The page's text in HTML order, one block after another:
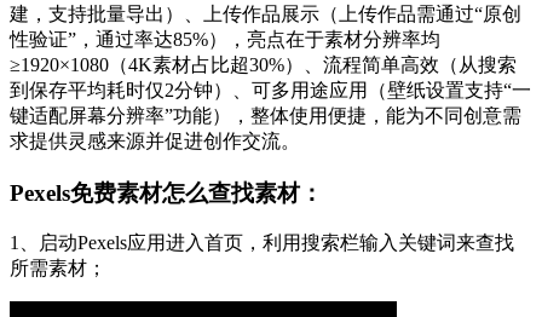
建，支持批量导出）、上传作品展示（上传作品需通过“原创
性验证”，通过率达85%），亮点在于素材分辨率均
≥1920×1080（4K素材占比超30%）、流程简单高效（从搜索
到保存平均耗时仅2分钟）、可多用途应用（壁纸设置支持“一
键适配屏幕分辨率”功能），整体使用便捷，能为不同创意需
求提供灵感来源并促进创作交流。
Pexels免费素材怎么查找素材：
1、启动Pexels应用进入首页，利用搜索栏输入关键词来查找
所需素材；